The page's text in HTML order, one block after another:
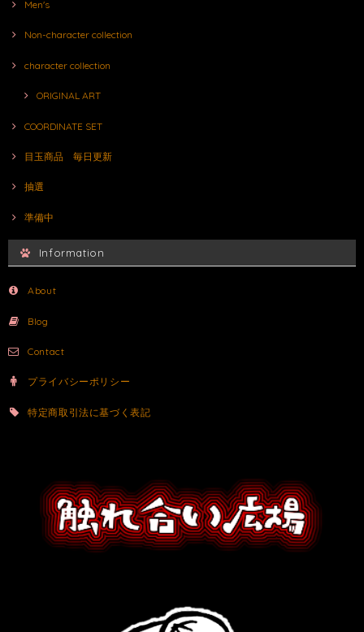
Men's
Non-character collection
character collection
ORIGINAL ART
COORDINATE SET
目玉商品 毎日更新
抽選
準備中
Information
About
Blog
Contact
プライバシーポリシー
特定商取引法に基づく表記